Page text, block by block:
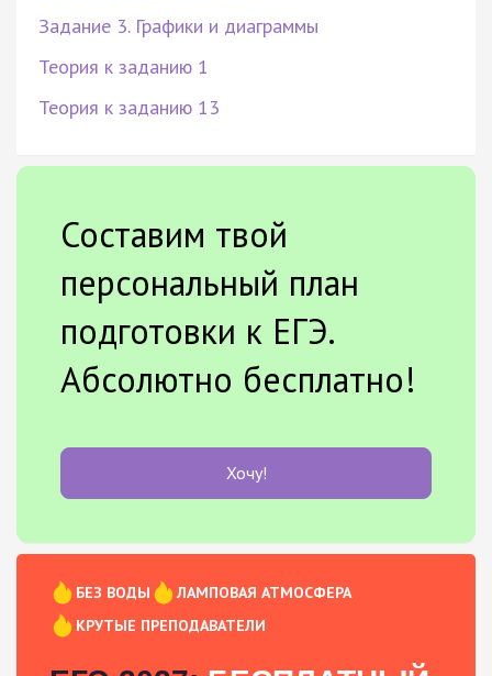
Задание 3. Графики и диаграммы
Теория к заданию 1
Теория к заданию 13
Составим твой
персональный план
подготовки к ЕГЭ.
Абсолютно бесплатно!
Хочу!
БЕЗ ВОДЫ
ЛАМПОВАЯ АТМОСФЕРА
КРУТЫЕ ПРЕПОДАВАТЕЛИ